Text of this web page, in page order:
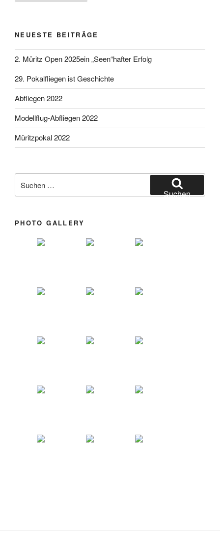
NEUESTE BEITRÄGE
2. Müritz Open 2025ein „Seen“hafter Erfolg
29. Pokalfliegen ist Geschichte
Abfliegen 2022
Modellflug-Abfliegen 2022
Müritzpokal 2022
Suchen
PHOTO GALLERY